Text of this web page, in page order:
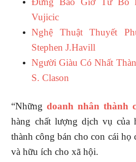
Vujicic
Nghệ Thuật Thuyết
Stephen J.Havill
Người Giàu Có Nhất
S. Clason
“Nhữngdoanh nhân thành
hàng chất lượng dịch vụ của
thành công bán cho con cái họ
và hữu ích cho xã hội.